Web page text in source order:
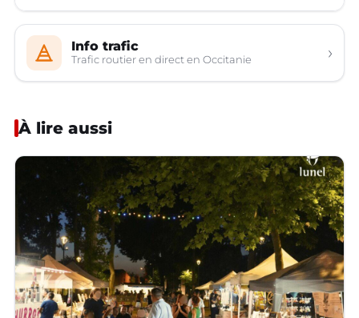
Info trafic
Trafic routier en direct en Occitanie ›
À lire aussi